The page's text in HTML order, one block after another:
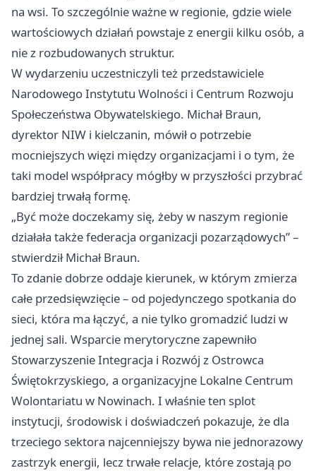
na wsi. To szczególnie ważne w regionie, gdzie wiele
wartościowych działań powstaje z energii kilku osób, a
nie z rozbudowanych struktur.
W wydarzeniu uczestniczyli też przedstawiciele
Narodowego Instytutu Wolności i Centrum Rozwoju
Społeczeństwa Obywatelskiego. Michał Braun,
dyrektor NIW i kielczanin, mówił o potrzebie
mocniejszych więzi między organizacjami i o tym, że
taki model współpracy mógłby w przyszłości przybrać
bardziej trwałą formę.
„Być może doczekamy się, żeby w naszym regionie
działała także federacja organizacji pozarządowych” –
stwierdził Michał Braun.
To zdanie dobrze oddaje kierunek, w którym zmierza
całe przedsięwzięcie – od pojedynczego spotkania do
sieci, która ma łączyć, a nie tylko gromadzić ludzi w
jednej sali. Wsparcie merytoryczne zapewniło
Stowarzyszenie Integracja i Rozwój z Ostrowca
Świętokrzyskiego, a organizacyjne Lokalne Centrum
Wolontariatu w Nowinach. I właśnie ten splot
instytucji, środowisk i doświadczeń pokazuje, że dla
trzeciego sektora najcenniejszy bywa nie jednorazowy
zastrzyk energii, lecz trwałe relacje, które zostają po